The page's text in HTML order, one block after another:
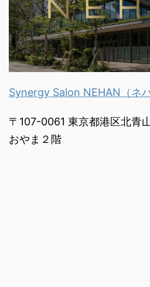
Synergy Salon NEHAN（ネハ
〒107-0061 東京都港区北青
おやま２階